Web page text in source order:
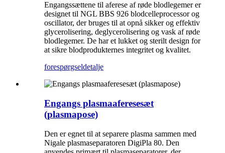
Engangssættene til aferese af røde blodlegemer er
designet til NGL BBS 926 blodcelleprocessor og
oscillator, der bruges til at opnå sikker og effektiv
glycerolisering, deglycerolisering og vask af røde
blodlegemer. De har et lukket og sterilt design for
at sikre blodprodukternes integritet og kvalitet.
forespørgseldetalje
Engangs plasmaaferesesæt
(plasmapose)
Den er egnet til at separere plasma sammen med
Nigale plasmaseparatoren DigiPla 80. Den